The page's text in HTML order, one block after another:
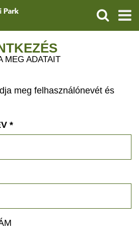
KERESÉS
MEG ADATAIT
meg felhasználónevét és
*